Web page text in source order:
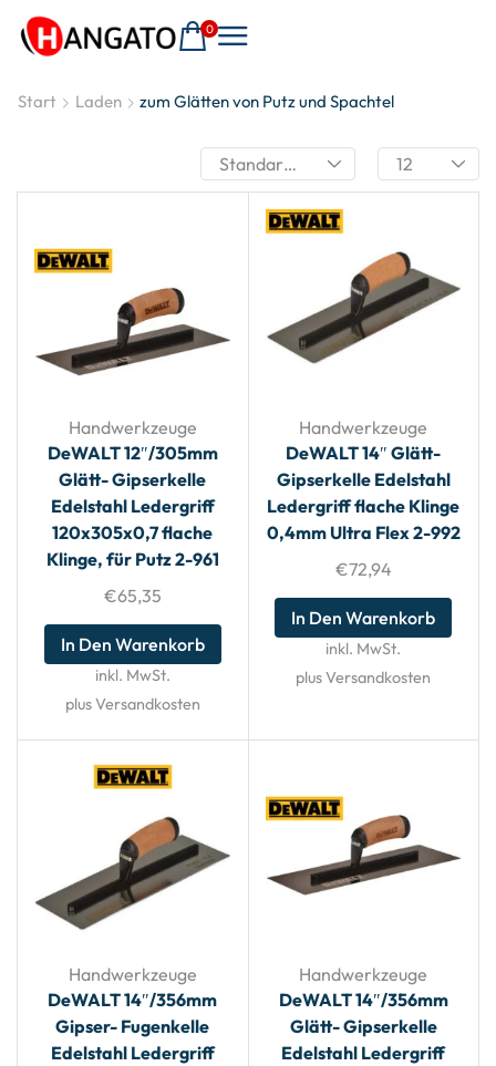
0
Start Laden zum Glätten von Putz und Spachtel
Handwerkzeuge
DeWALT 12″/305mm
Glätt- Gipserkelle
Edelstahl Ledergriff
120x305x0,7 flache
Klinge, für Putz 2-961
€65,35
In Den Warenkorb
inkl. MwSt.
plus Versandkosten
Handwerkzeuge
DeWALT 14″ Glätt-
Gipserkelle Edelstahl
Ledergriff flache Klinge
0,4mm Ultra Flex 2-992
€72,94
In Den Warenkorb
inkl. MwSt.
plus Versandkosten
Handwerkzeuge
DeWALT 14″/356mm
Gipser- Fugenkelle
Edelstahl Ledergriff
Handwerkzeuge
DeWALT 14″/356mm
Glätt- Gipserkelle
Edelstahl Ledergriff